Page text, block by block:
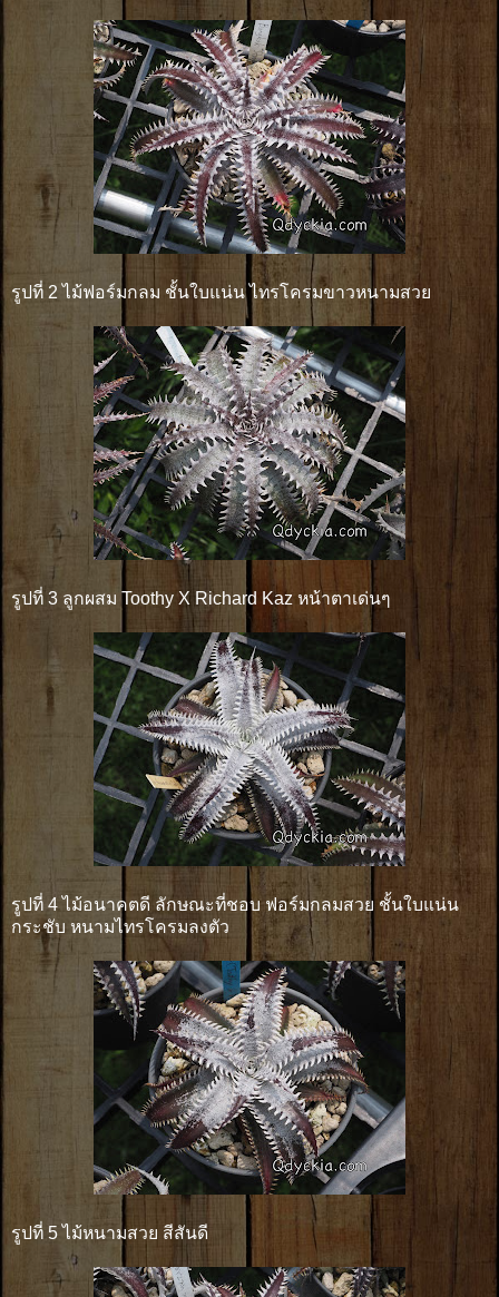
รูปที่ 2 ไม้ฟอร์มกลม ชั้นใบแน่น ไทรโครมขาวหนามสวย
รูปที่ 3 ลูกผสม Toothy X Richard Kaz หน้าตาเด่นๆ
รูปที่ 4 ไม้อนาคตดี ลักษณะที่ชอบ ฟอร์มกลมสวย ชั้นใบแน่น
กระชับ หนามไทรโครมลงตัว
รูปที่ 5 ไม้หนามสวย สีสันดี